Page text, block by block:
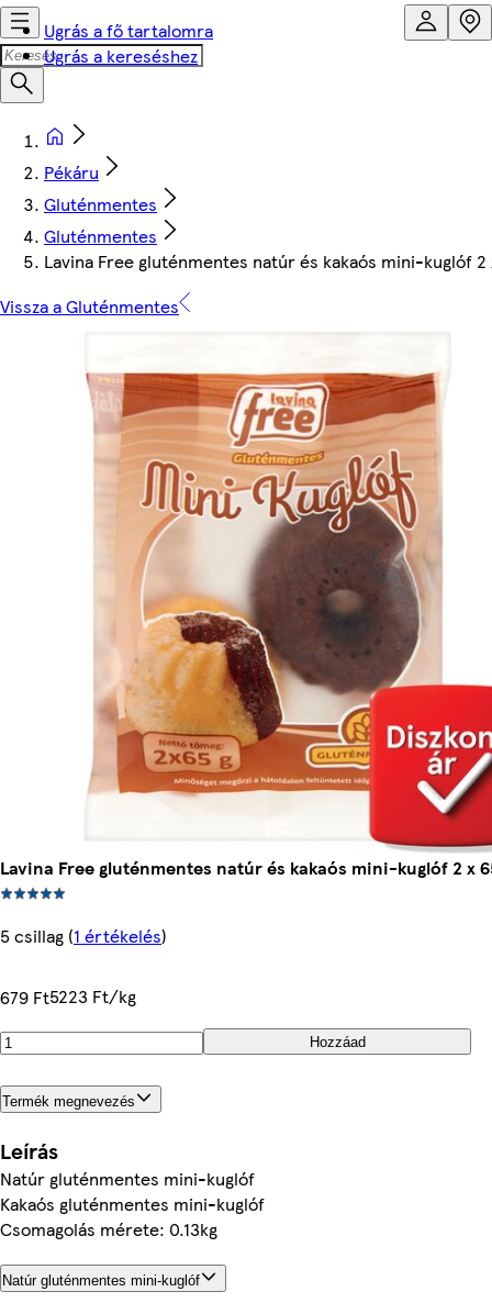
Ugrás a fő tartalomra
Ugrás a kereséshez
Pékáru
Gluténmentes
Gluténmentes
Lavina Free gluténmentes natúr és kakaós mini-kuglóf 2
Vissza a Gluténmentes
Lavina Free gluténmentes natúr és kakaós mini-kuglóf 2 x
5 csillag (1 értékelés)
679 Ft5223 Ft/kg
Hozzáad
Termék megnevezés
Leírás
Natúr gluténmentes mini-kuglóf
Kakaós gluténmentes mini-kuglóf
Csomagolás mérete: 0.13kg
Natúr gluténmentes mini-kuglóf